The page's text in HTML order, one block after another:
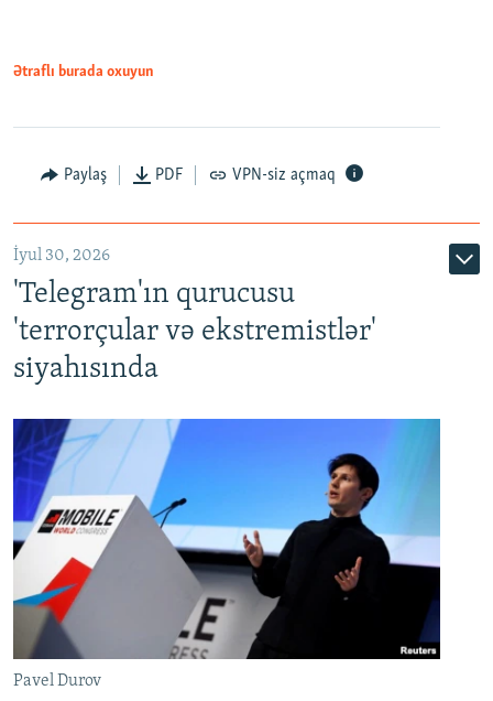
Ətraflı burada oxuyun
Paylaş PDF VPN-siz açmaq
İyul 30, 2026
'Telegram'ın qurucusu
'terrorçular və ekstremistlər'
siyahısında
Pavel Durov